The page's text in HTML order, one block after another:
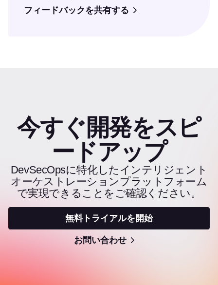
フィードバックを共有する
今すぐ開発をスピ
ードアップ
DevSecOpsに特化したインテリジェント
オーケストレーションプラットフォーム
で実現できることをご確認ください。
無料トライアルを開始
お問い合わせ